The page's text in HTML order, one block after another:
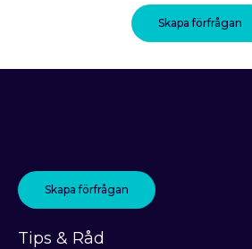
Skapa förfrågan
Skapa förfrågan
Tips & Råd